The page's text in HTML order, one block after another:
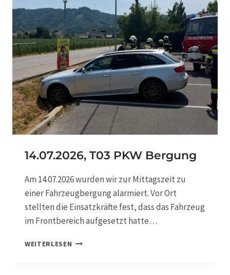
.
2
0
2
6
,
T
0
3
B
T
I
E
S
M
I
T
L
14.07.2026, T03 PKW Bergung
Am 14.07.2026 wurden wir zur Mittagszeit zu
einer Fahrzeugbergung alarmiert. Vor Ort
stellten die Einsatzkräfte fest, dass das Fahrzeug
im Frontbereich aufgesetzt hatte…
WEITERLESEN 1